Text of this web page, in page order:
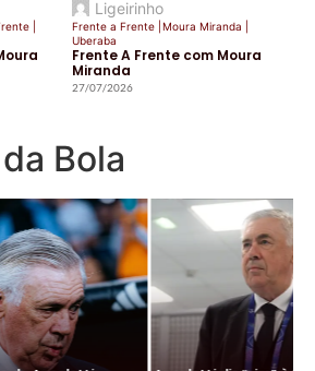
Ligeirinho
Frente a Frente Moura Miranda
Uberaba
Frente A Frente com Moura
Miranda
27/07/2026
Bola